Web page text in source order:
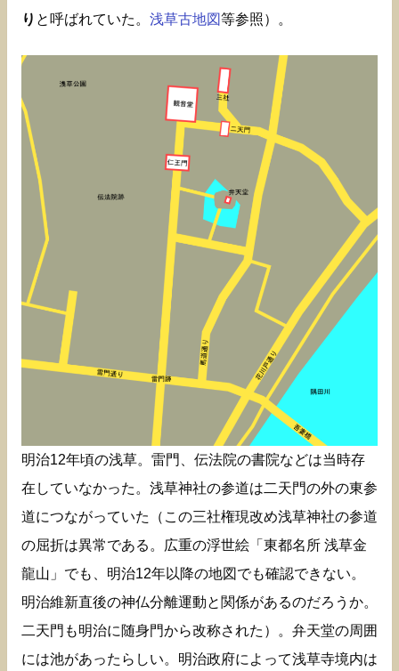
り と呼ばれていた。 浅草古地図等参照）。
明治12年頃の浅草。雷門、伝法院の書院などは当時存
在していなかった。浅草神社の参道は二天門の外の東参
道につながっていた（この三社権現改め浅草神社の参道
の屈折は異常である。広重の浮世絵「東都名所 浅草金
龍山」でも、明治12年以降の地図でも確認できない。
明治維新直後の神仏分離運動と関係があるのだろうか。
二天門も明治に随身門から改称された）。弁天堂の周囲
には池があったらしい。明治政府によって浅草寺境内は